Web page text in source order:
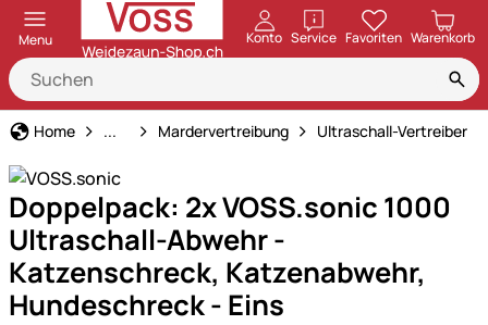
Menu Konto ServiceöffnenFavoriten Warenkorb
Home Marderabwehr
... Mardervertreibung Ultraschall-Vertreiber
Doppelpack: 2x VOSS.sonic 1000
Ultraschall-Abwehr -
Katzenschreck, Katzenabwehr,
Hundeschreck - Eins